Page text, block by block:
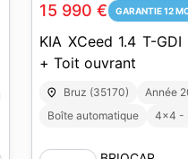
15 990 € GARANTIE 12
KIA XCeed 1.4 T-
+ Toit ouvrant
Bruz (35170) Année
Boîte automatique
4x4 -